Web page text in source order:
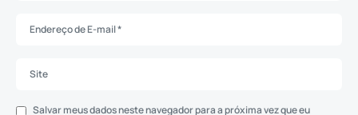
Salvar meus dados neste navegador para a próxima vez que eu